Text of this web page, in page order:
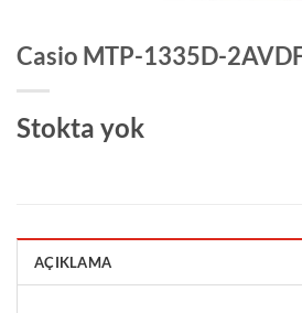
Casio MTP-1335D-
Stokta yok
AÇIKLAMA